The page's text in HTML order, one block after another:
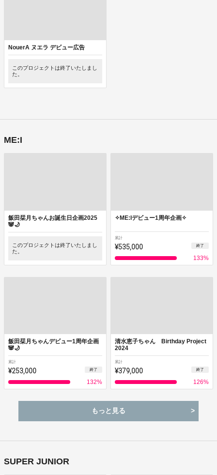
NouerA ヌエラ デビュー広告
このプロジェクトは終了いたしまし
た。
ME:I
飯田栞月ちゃんお誕生日企画2025
🐼🌙
このプロジェクトは終了いたしまし
た。
✧︎ME:Iデビュー1周年企画✧︎
累計
¥535,000 終了
133%
飯田栞月ちゃんデビュー1周年企画
🐼🌙
累計
¥253,000 終了
132%
清水恵子ちゃん Birthday Project
2024
累計
¥379,000 終了
126%
もっと見る
SUPER JUNIOR